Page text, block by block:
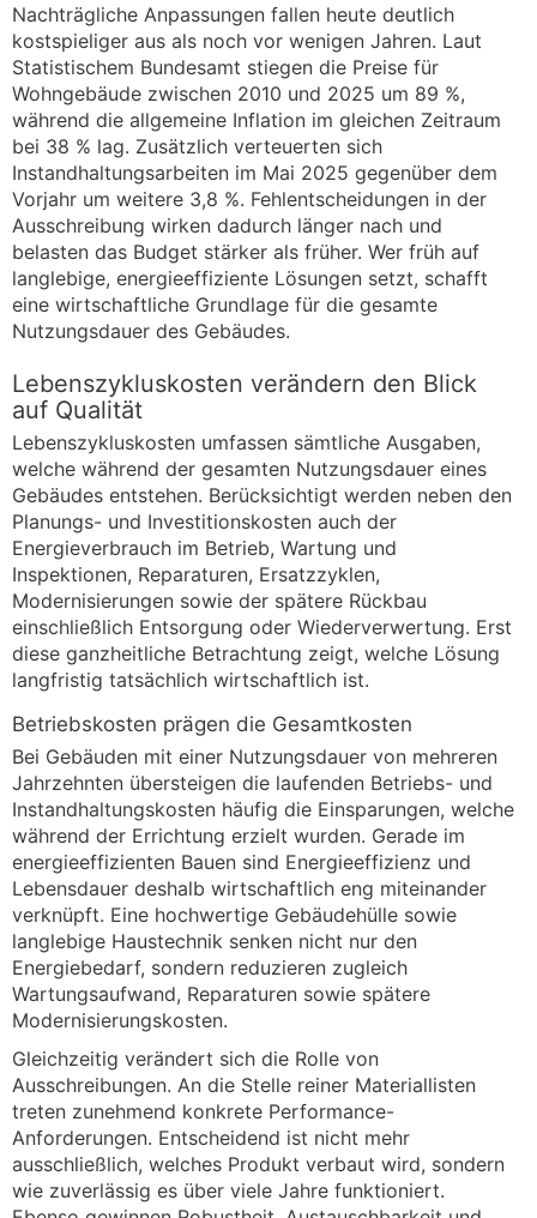
Nachträgliche Anpassungen fallen heute deutlich
kostspieliger aus als noch vor wenigen Jahren. Laut
Statistischem Bundesamt stiegen die Preise für
Wohngebäude zwischen 2010 und 2025 um 89 %,
während die allgemeine Inflation im gleichen Zeitraum
bei 38 % lag. Zusätzlich verteuerten sich
Instandhaltungsarbeiten im Mai 2025 gegenüber dem
Vorjahr um weitere 3,8 %. Fehlentscheidungen in der
Ausschreibung wirken dadurch länger nach und
belasten das Budget stärker als früher. Wer früh auf
langlebige, energieeffiziente Lösungen setzt, schafft
eine wirtschaftliche Grundlage für die gesamte
Nutzungsdauer des Gebäudes.
Lebenszykluskosten verändern den Blick
auf Qualität
Lebenszykluskosten umfassen sämtliche Ausgaben,
welche während der gesamten Nutzungsdauer eines
Gebäudes entstehen. Berücksichtigt werden neben den
Planungs- und Investitionskosten auch der
Energieverbrauch im Betrieb, Wartung und
Inspektionen, Reparaturen, Ersatzzyklen,
Modernisierungen sowie der spätere Rückbau
einschließlich Entsorgung oder Wiederverwertung. Erst
diese ganzheitliche Betrachtung zeigt, welche Lösung
langfristig tatsächlich wirtschaftlich ist.
Betriebskosten prägen die Gesamtkosten
Bei Gebäuden mit einer Nutzungsdauer von mehreren
Jahrzehnten übersteigen die laufenden Betriebs- und
Instandhaltungskosten häufig die Einsparungen, welche
während der Errichtung erzielt wurden. Gerade im
energieeffizienten Bauen sind Energieeffizienz und
Lebensdauer deshalb wirtschaftlich eng miteinander
verknüpft. Eine hochwertige Gebäudehülle sowie
langlebige Haustechnik senken nicht nur den
Energiebedarf, sondern reduzieren zugleich
Wartungsaufwand, Reparaturen sowie spätere
Modernisierungskosten.
Gleichzeitig verändert sich die Rolle von
Ausschreibungen. An die Stelle reiner Materiallisten
treten zunehmend konkrete Performance-
Anforderungen. Entscheidend ist nicht mehr
ausschließlich, welches Produkt verbaut wird, sondern
wie zuverlässig es über viele Jahre funktioniert.